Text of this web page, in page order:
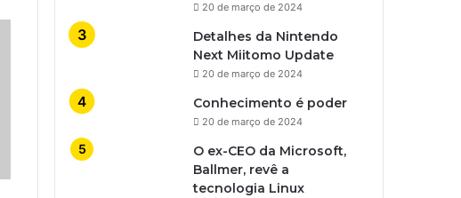
20 de março de 2024
Detalhes da Nintendo
Next Miitomo Update
20 de março de 2024
Conhecimento é poder
20 de março de 2024
O ex-CEO da Microsoft,
Ballmer, revê a
tecnologia Linux